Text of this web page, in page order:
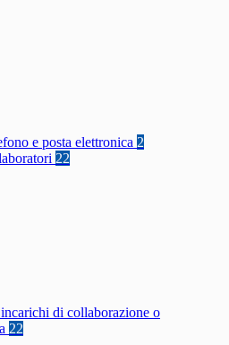
e posta elettronica 2
22
di collaborazione o
22